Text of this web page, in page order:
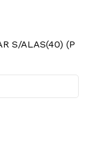
S/ALAS(40) (P